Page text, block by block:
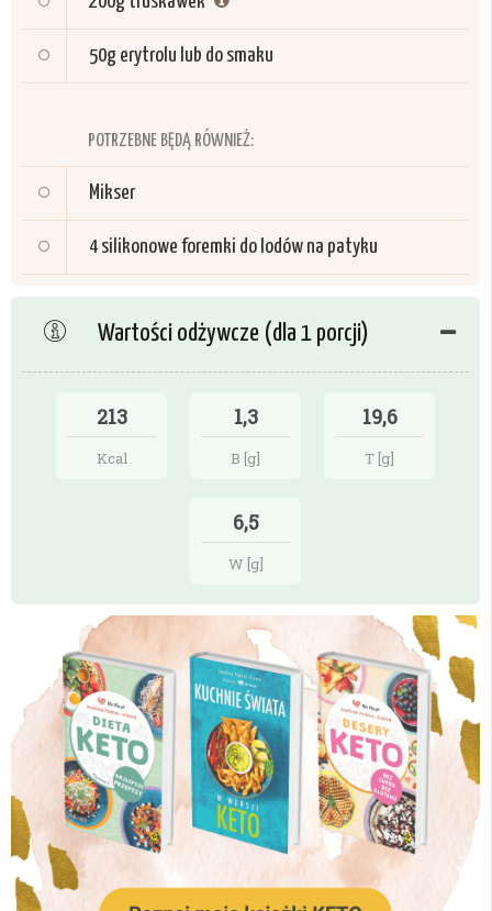
50g erytrolu lub do smaku
POTRZEBNE BĘDĄ RÓWNIEŻ:
Mikser
4 silikonowe foremki do lodów na patyku
Wartości odżywcze (dla 1 porcji)
213
Kcal
1,3
B [g]
19,6
T [g]
6,5
W [g]